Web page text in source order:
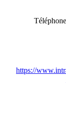
https://